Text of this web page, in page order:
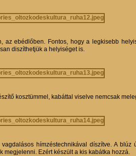
az ebédlőben. Fontos, hogy a legkisebb
diszíthetjük a helyiséget is.
kosztümmel, kabáttal viselve nemcsak
hímzéstechnikával díszítve. A
megjelenni. Ezért készült a kis kabátka hozzá.